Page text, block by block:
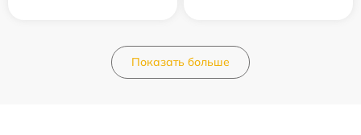
Показать больше